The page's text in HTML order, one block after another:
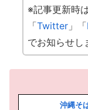
※記事更新時
「Twitter 」「
でお知らせし
沖縄そ